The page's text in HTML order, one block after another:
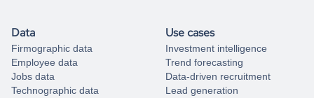
Data
Firmographic data
Employee data
Jobs data
Technographic data
Use cases
Investment intelligence
Trend forecasting
Data-driven recruitment
Lead generation